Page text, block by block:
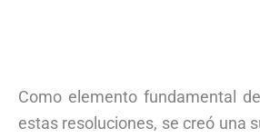
Como elemento fundamental
estas resoluciones, se creó una